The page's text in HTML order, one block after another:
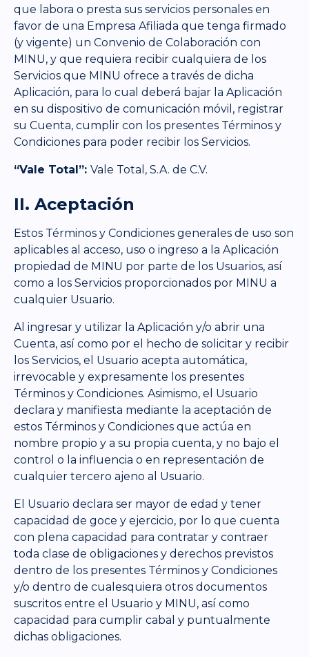
que labora o presta sus servicios personales en
favor de una Empresa Afiliada que tenga firmado
(y vigente) un Convenio de Colaboración con
MINU, y que requiera recibir cualquiera de los
Servicios que MINU ofrece a través de dicha
Aplicación, para lo cual deberá bajar la Aplicación
en su dispositivo de comunicación móvil, registrar
su Cuenta, cumplir con los presentes Términos y
Condiciones para poder recibir los Servicios.
“Vale Total”: Vale Total, S.A. de C.V.
II. Aceptación
Estos Términos y Condiciones generales de uso son
aplicables al acceso, uso o ingreso a la Aplicación
propiedad de MINU por parte de los Usuarios, así
como a los Servicios proporcionados por MINU a
cualquier Usuario.
Al ingresar y utilizar la Aplicación y/o abrir una
Cuenta, así como por el hecho de solicitar y recibir
los Servicios, el Usuario acepta automática,
irrevocable y expresamente los presentes
Términos y Condiciones. Asimismo, el Usuario
declara y manifiesta mediante la aceptación de
estos Términos y Condiciones que actúa en
nombre propio y a su propia cuenta, y no bajo el
control o la influencia o en representación de
cualquier tercero ajeno al Usuario.
El Usuario declara ser mayor de edad y tener
capacidad de goce y ejercicio, por lo que cuenta
con plena capacidad para contratar y contraer
toda clase de obligaciones y derechos previstos
dentro de los presentes Términos y Condiciones
y/o dentro de cualesquiera otros documentos
suscritos entre el Usuario y MINU, así como
capacidad para cumplir cabal y puntualmente
dichas obligaciones.